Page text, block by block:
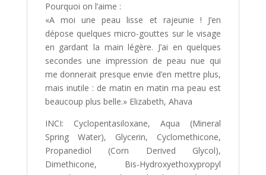
Pourquoi on l’aime :
«A moi une peau lisse et rajeunie ! J’en
dépose quelques micro-gouttes sur le visage
en gardant la main légère. J’ai en quelques
secondes une impression de peau nue qui
me donnerait presque envie d’en mettre plus,
mais inutile : de matin en matin ma peau est
beaucoup plus belle.» Elizabeth, Ahava
INCI: Cyclopentasiloxane, Aqua (Mineral
Spring Water), Glycerin, Cyclomethicone,
Propanediol (Corn Derived Glycol),
Dimethicone, Bis-Hydroxyethoxypropyl